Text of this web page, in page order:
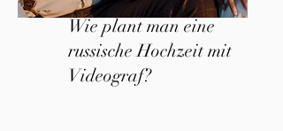
Wie plant man eine
russische Hochzeit mit
Videograf?